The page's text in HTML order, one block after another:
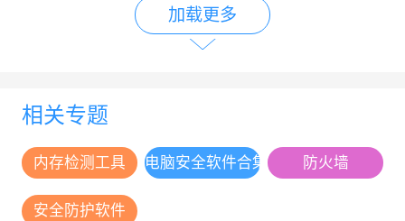
加载更多
相关专题
内存检测工具 电脑安全软件合集 防火墙
安全防护软件